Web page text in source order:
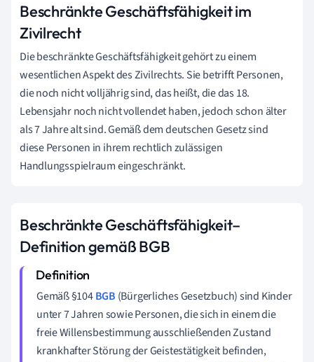
Beschränkte Geschäftsfähigkeit im
Zivilrecht
Die beschränkte Geschäftsfähigkeit gehört zu einem
wesentlichen Aspekt des Zivilrechts. Sie betrifft Personen,
die noch nicht volljährig sind, das heißt, die das 18.
Lebensjahr noch nicht vollendet haben, jedoch schon älter
als 7 Jahre alt sind. Gemäß dem deutschen Gesetz sind
diese Personen in ihrem rechtlich zulässigen
Handlungsspielraum eingeschränkt.
Beschränkte Geschäftsfähigkeit–
Definition gemäß BGB
Gemäß §104BGB (Bürgerliches Gesetzbuch) sind Kinder
unter 7 Jahren sowie Personen, die sich in einem die
freie Willensbestimmung ausschließenden Zustand
krankhafter Störung der Geistestätigkeit befinden,